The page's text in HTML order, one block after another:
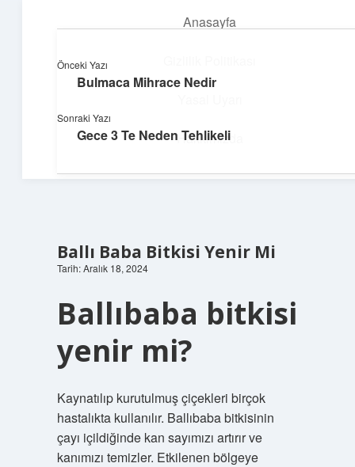
Anasayfa
Hakkımızda
Ballı Baba Bitkisi Yenir Mi
Tarih: Aralık 18, 2024
Ballıbaba bitkisi
yenir mi?
Kaynatılıp kurutulmuş çiçekleri birçok
hastalıkta kullanılır. Ballıbaba bitkisinin
çayı içildiğinde kan sayımızı artırır ve
kanımızı temizler. Etkilenen bölgeye
Önceki Yazı
Bulmaca Mihrace Nedir
Sonraki Yazı
Gece 3 Te Neden Tehlikeli